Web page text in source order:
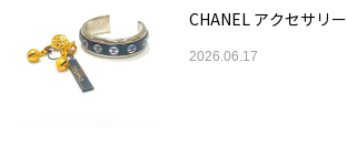
CHANEL アクセサリー
2026.06.17